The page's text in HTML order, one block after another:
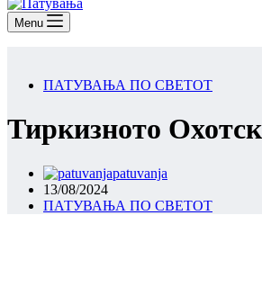
Menu
ПАТУВАЊА ПО СВЕТОТ
Тиркизното
patuvanja
13/08/2024
ПАТУВАЊА ПО СВЕТОТ